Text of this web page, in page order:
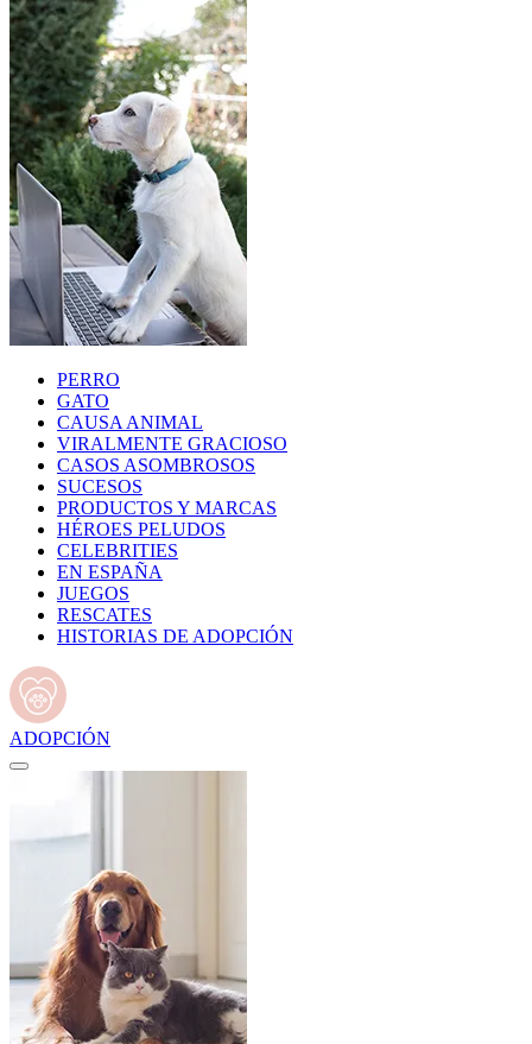
PERRO
GATO
CAUSA ANIMAL
VIRALMENTE GRACIOSO
CASOS ASOMBROSOS
SUCESOS
PRODUCTOS Y MARCAS
HÉROES PELUDOS
CELEBRITIES
EN ESPAÑA
JUEGOS
RESCATES
HISTORIAS DE ADOPCIÓN
ADOPCIÓN